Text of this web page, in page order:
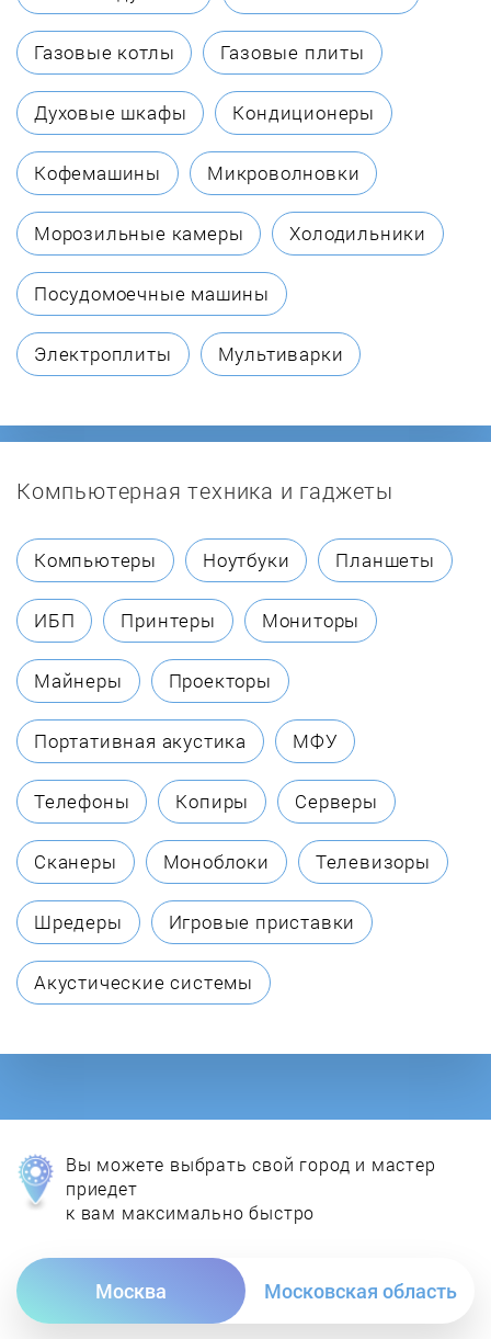
Biol
Borinskoe
Bosch
Buderus
BURNiT
Coleman
Dakon
Danko
Dantex
DanVex
De Dietrich
Defro
DON
Ecoflam
Electrolux
Газовые котлы Газовые плиты
Духовые шкафы Кондиционеры
Кофемашины Микроволновки
Морозильные камеры Холодильники
Посудомоечные машины
Электроплиты Мультиварки
Компьютерная техника и гаджеты
Компьютеры Ноутбуки Планшеты
ИБП Принтеры Мониторы
Майнеры Проекторы
Портативная акустика МФУ
Телефоны Копиры Серверы
Сканеры Моноблоки Телевизоры
Шредеры Игровые приставки
Акустические системы
Вы можете выбрать свой город и мастер
приедет
к вам максимально быстро
Москва Московская область